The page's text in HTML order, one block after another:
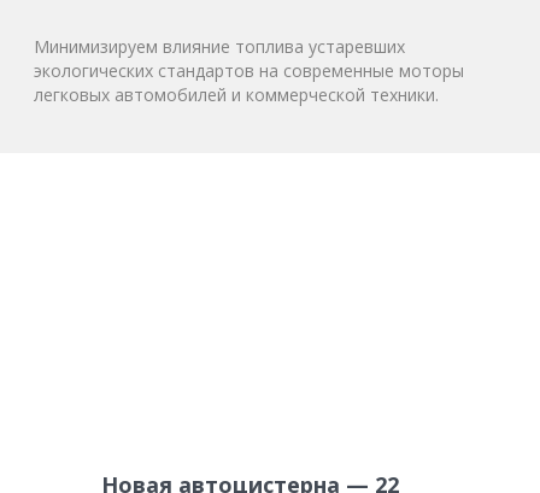
Минимизируем влияние топлива устаревших
экологических стандартов на современные моторы
легковых автомобилей и коммерческой техники.
Новая автоцистерна — 22